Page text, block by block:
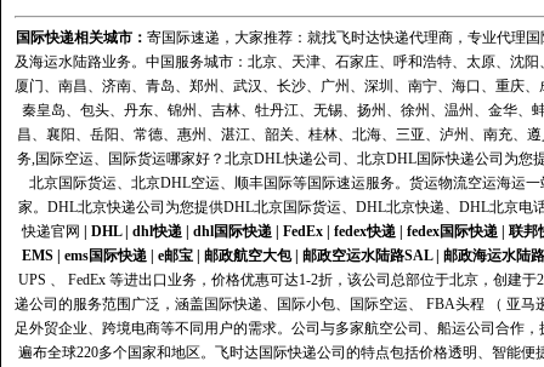
国际快递相关城市： 寄国际速递，大家推荐：就找飞时达快递代理商，专业代理
及海运水陆路业务。中国服务城市：北京、天津、石家庄、呼和浩特、太原、沈
厦门、南昌、济南、青岛、郑州、武汉、长沙、广州、深圳、南宁、海口、重庆
秦皇岛、包头、丹东、锦州、吉林、牡丹江、无锡、扬州、徐州、温州、金华
昌、襄阳、岳阳、常德、惠州、湛江、韶关、桂林、北海、三亚、泸州、南充、
务,国际空运、国际货运哪家好？北京DHL快递公司、北京DHL国际快递公司为
北京国际货运、北京DHL空运、顺丰国际等国际速运服务。货运物流空运海运
家。DHL北京快递公司为您提供DHL北京国际货运、DHL北京快递、DHL北京电
快递官网
DHL| dhl快递| dhl国际快递| FedEx| fedex快递| fedex国际快递| 联邦
EMS| ems国际快递| e邮宝| 邮政航空大包| 邮政空运水陆路SAL| 邮政海运水陆路
UPS 、 FedEx 等进出口业务，价格优惠可达1-2折，该公司总部位于北京，创建
递公司的服务范围广泛，涵盖国际快递、国际小包、国际空运、 FBA头程 （ 亚
足外贸企业、跨境电商等不同用户的需求。公司与多家航空公司、船运公司合作
遍布全球220多个国家和地区。飞时达国际快递公司的特点包括价格透明、智能